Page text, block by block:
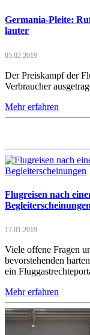
Germania-Pleite:
lauter
05.02.2019
Der Preiskampf der
Verbraucher
Mehr erfahren
Flugreisen nach
Begleiterscheinungen
17.01.2019
Viele offene Fragen
bevorstehenden
ein
Mehr erfahren